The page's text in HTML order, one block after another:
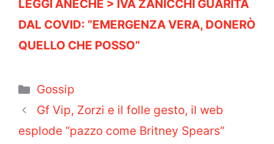
LEGGI ANECHE > IVA ZANICCHI GUARITA
DAL COVID: “EMERGENZA VERA, DONERÒ
QUELLO CHE POSSO”
Categorie
Gossip
Gf Vip, Zorzi e il folle gesto, il web
esplode “pazzo come Britney Spears”